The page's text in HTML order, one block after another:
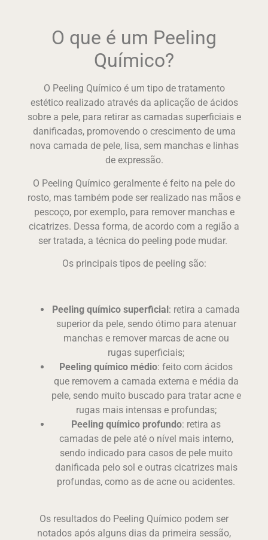
O que é um Peeling
Químico?
O Peeling Químico é um tipo de tratamento
estético realizado através da aplicação de ácidos
sobre a pele, para retirar as camadas superficiais e
danificadas, promovendo o crescimento de uma
nova camada de pele, lisa, sem manchas e linhas
de expressão.
O Peeling Químico geralmente é feito na pele do
rosto, mas também pode ser realizado nas mãos e
pescoço, por exemplo, para remover manchas e
cicatrizes. Dessa forma, de acordo com a região a
ser tratada, a técnica do peeling pode mudar.
Os principais tipos de peeling são:
Peeling químico superficial: retira a camada
superior da pele, sendo ótimo para atenuar
manchas e remover marcas de acne ou
rugas superficiais;
Peeling químico médio: feito com ácidos
que removem a camada externa e média da
pele, sendo muito buscado para tratar acne e
rugas mais intensas e profundas;
Peeling químico profundo: retira as
camadas de pele até o nível mais interno,
sendo indicado para casos de pele muito
danificada pelo sol e outras cicatrizes mais
profundas, como as de acne ou acidentes.
Os resultados do Peeling Químico podem ser
notados após alguns dias da primeira sessão,